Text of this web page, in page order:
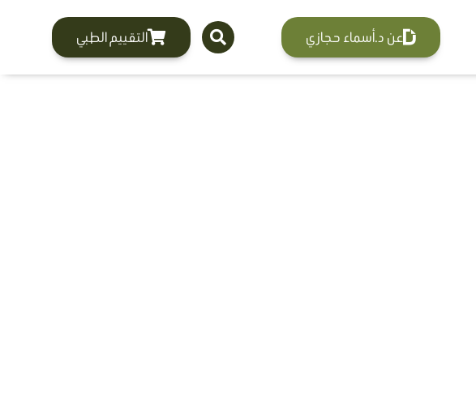
عن د.أسماء حجازي التقييم الطبي